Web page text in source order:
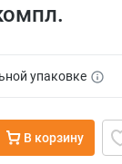
упаковке
В корзину